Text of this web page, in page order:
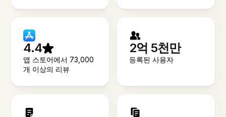
4.4
앱 스토어에서 73,000
개 이상의 리뷰
2억 5천만
등록된 사용자